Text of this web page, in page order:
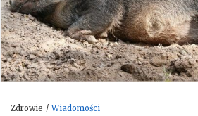
Zdrowie Wiadomości